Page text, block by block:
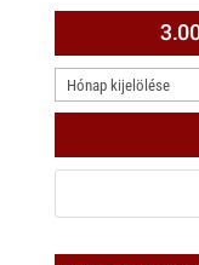
3.000
ÍRÁS